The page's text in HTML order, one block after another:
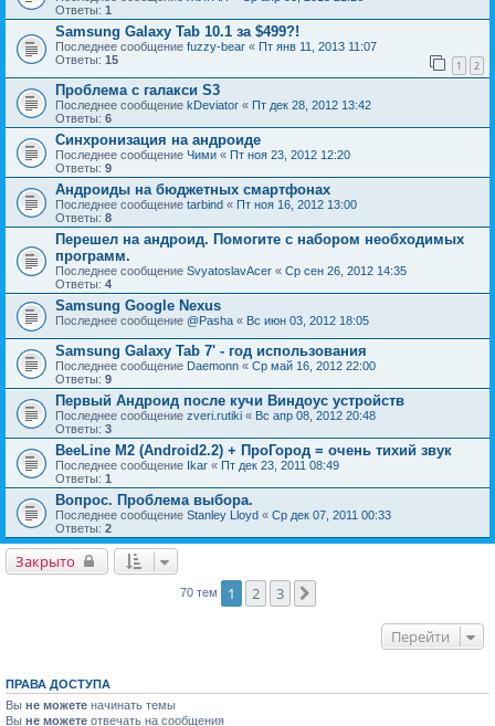
Ответы: 1
Samsung Galaxy Tab 10.1 за $499?!
Последнее сообщение fuzzy-bear « Пт янв 11, 2013 11:07
Ответы: 15 1 2
Проблема с галакси S3
Последнее сообщение kDeviator « Пт дек 28, 2012 13:42
Ответы: 6
Синхронизация на андроиде
Последнее сообщение Чими « Пт ноя 23, 2012 12:20
Ответы: 9
Андроиды на бюджетных смартфонах
Последнее сообщение tarbind « Пт ноя 16, 2012 13:00
Ответы: 8
Перешел на андроид. Помогите с набором необходимых
программ.
Последнее сообщение SvyatoslavAcer « Ср сен 26, 2012 14:35
Ответы: 4
Samsung Google Nexus
Последнее сообщение @Pasha « Вс июн 03, 2012 18:05
Samsung Galaxy Tab 7' - год использования
Последнее сообщение Daemonn « Ср май 16, 2012 22:00
Ответы: 9
Первый Андроид после кучи Виндоус устройств
Последнее сообщение zveri.rutiki « Вс апр 08, 2012 20:48
Ответы: 3
BeeLine M2 (Android2.2) + ПроГород = очень тихий звук
Последнее сообщение Ikar « Пт дек 23, 2011 08:49
Ответы: 1
Вопрос. Проблема выбора.
Последнее сообщение Stanley Lloyd « Ср дек 07, 2011 00:33
Ответы: 2
Закрыто
70 тем 1 2 3
Перейти
ПРАВА ДОСТУПА
Вы не можете начинать темы
Вы не можете отвечать на сообщения